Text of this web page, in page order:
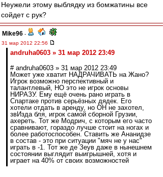
Неужели этому выблядку из бомжатины все
сойдет с рук?
Mike96 -
31 мар 2012 22:56
andruha0603 » 31 мар 2012 23:49
# andruha0603 » 31 мар 2012 23:49
Может уже хватит НАДРАЧИВАТЬ на Жано?
Игрок возможно перспективный и
талантлевый, НО это не игрок основы
НИРАЗУ. Ему ещё очень рано играть в
Спартаке против серьёзных дядек. Его
хотели отдать в аренду, но ОН не захотел,
звИзда бля, игрок самой сборной Грузии,
ахереть. Тот же Модрич, с которым его часто
сравнивают, гораздо лучше стоит на ногах и
более работоспособен. Ставить же Ананидзе
в состав - это при ситуации "мяч не у нас"
играть в -1. Тот же де Зеув даже в нынешнем
состоянии выглядит выигрышней, хотя и
играет на 40% от своих возможностей